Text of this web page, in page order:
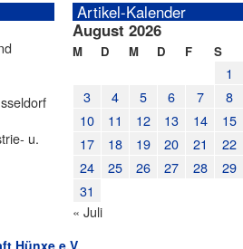
u.
Artikel-Kalender
August 2026
M D M D F S
1
3
4 5 6 7
8
10
11 12 13 14
15
17
18 19 20 21
22
24
25 26 27 28
29
31
« Juli
Hünxe e.V.